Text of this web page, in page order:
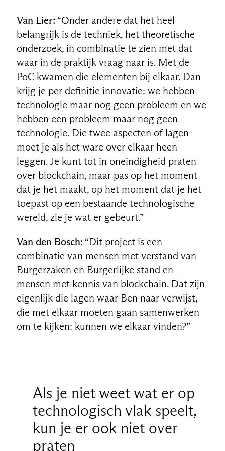
Van Lier: “Onder andere dat het heel
belangrijk is de techniek, het theoretische
onderzoek, in combinatie te zien met dat
waar in de praktijk vraag naar is. Met de
PoC kwamen die elementen bij elkaar. Dan
krijg je per definitie innovatie: we hebben
technologie maar nog geen probleem en we
hebben een probleem maar nog geen
technologie. Die twee aspecten of lagen
moet je als het ware over elkaar heen
leggen. Je kunt tot in oneindigheid praten
over blockchain, maar pas op het moment
dat je het maakt, op het moment dat je het
toepast op een bestaande technologische
wereld, zie je wat er gebeurt.”
Van den Bosch: “Dit project is een
combinatie van mensen met verstand van
Burgerzaken en Burgerlijke stand en
mensen met kennis van blockchain. Dat zijn
eigenlijk die lagen waar Ben naar verwijst,
die met elkaar moeten gaan samenwerken
om te kijken: kunnen we elkaar vinden?”
Als je niet weet wat er op
technologisch vlak speelt,
kun je er ook niet over
praten